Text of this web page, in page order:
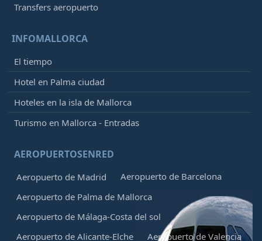
Transfers aeropuerto
INFOMALLORCA
El tiempo
Hotel en Palma ciudad
Hoteles en la isla de Mallorca
Turismo en Mallorca - Entradas
AEROPUERTOSENRED
Aeropuerto de Madrid
Aeropuerto de Barcelona
Aeropuerto de Palma de Mallorca
Aeropuerto de Málaga-Costa del sol
Aeropuerto de Alicante-Elche
Aeropuerto de Valencia